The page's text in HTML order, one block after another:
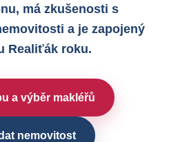
má zkušenosti s
a je zapojený
Realiťák roku.
a výběr makléřů
nemovitost